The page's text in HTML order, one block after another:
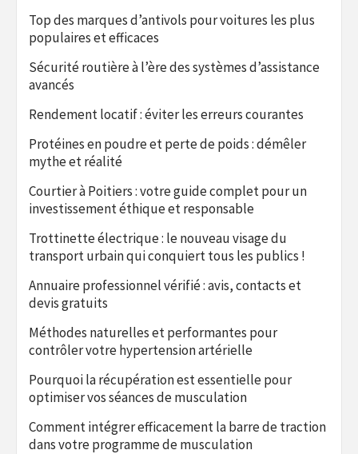
Top des marques d’antivols pour voitures les plus
populaires et efficaces
Sécurité routière à l’ère des systèmes d’assistance
avancés
Rendement locatif : éviter les erreurs courantes
Protéines en poudre et perte de poids : démêler
mythe et réalité
Courtier à Poitiers : votre guide complet pour un
investissement éthique et responsable
Trottinette électrique : le nouveau visage du
transport urbain qui conquiert tous les publics !
Annuaire professionnel vérifié : avis, contacts et
devis gratuits
Méthodes naturelles et performantes pour
contrôler votre hypertension artérielle
Pourquoi la récupération est essentielle pour
optimiser vos séances de musculation
Comment intégrer efficacement la barre de traction
dans votre programme de musculation